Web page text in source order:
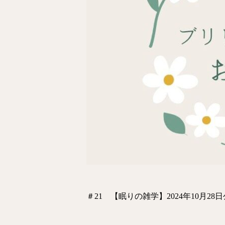
＃21 【眠りの雑学】2024年10月28日